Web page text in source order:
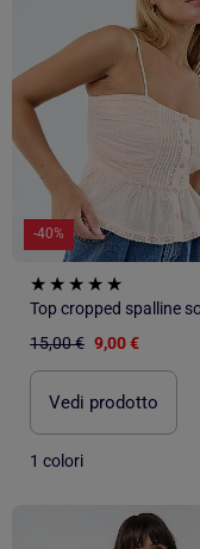
-40%
Top cropped spalline
15,00 € 9,00 €
Vedi prodotto
1 colori